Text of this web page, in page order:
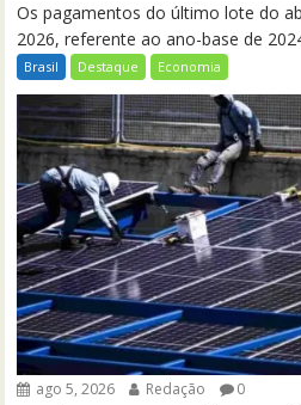
Os pagamentos do último lote do
2026, referente ao ano-base de
Brasil Destaque Economia
ago 5, 2026 Redação 0